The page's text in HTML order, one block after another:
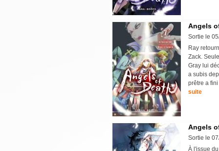
Angels
Sortie le
Ray
Zack.
Gray lui
a subis
prêtre a
suite
Angels
Sortie le
À l'issue